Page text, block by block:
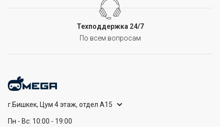
Техподдержка 24/7
По всем вопросам
г.Бишкек, Цум 4 этаж, отдел А15
Пн - Вс: 10:00 - 19:00